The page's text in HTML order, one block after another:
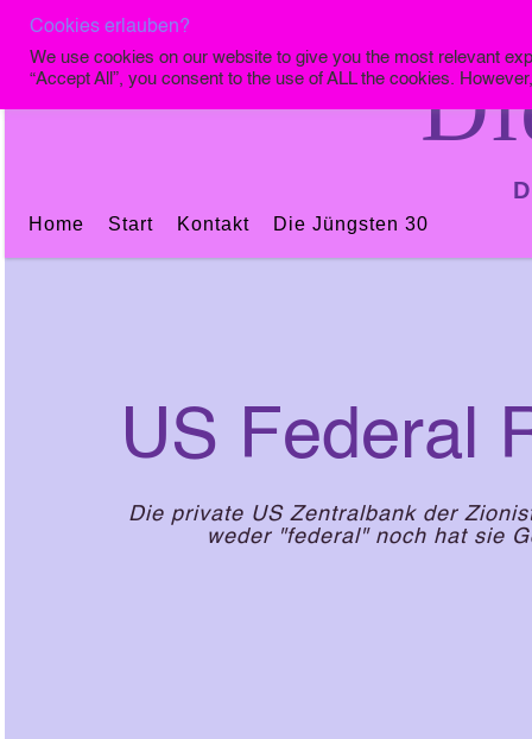
Home Start Kontakt Die Jüngsten 30
US Federal
Die private US Zentralbank der
weder "federal" noch hat sie
Cookies erlauben?
We use cookies on our website to give you the most relevant
“Accept All”, you consent to the use of ALL the cookies.